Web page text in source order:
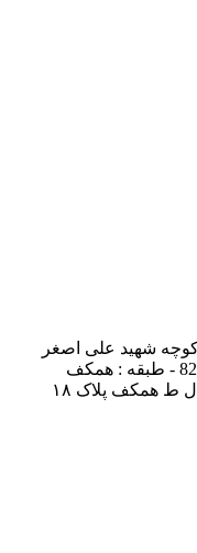
شهید علی اصغر
ط همکف پلاک ۱۸